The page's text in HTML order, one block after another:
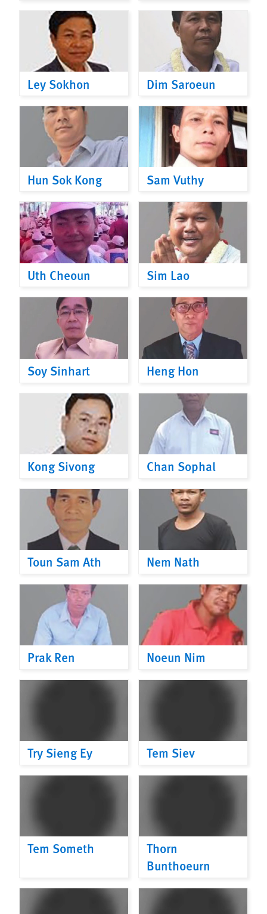
Ley Sokhon Dim Saroeun
Hun Sok Kong Sam Vuthy
Uth Cheoun Sim Lao
Soy Sinhart Heng Hon
Kong Sivong Chan Sophal
Toun Sam Ath Nem Nath
Prak Ren Noeun Nim
Try Sieng Ey Tem Siev
Tem Someth
Thorn
Bunthoeurn